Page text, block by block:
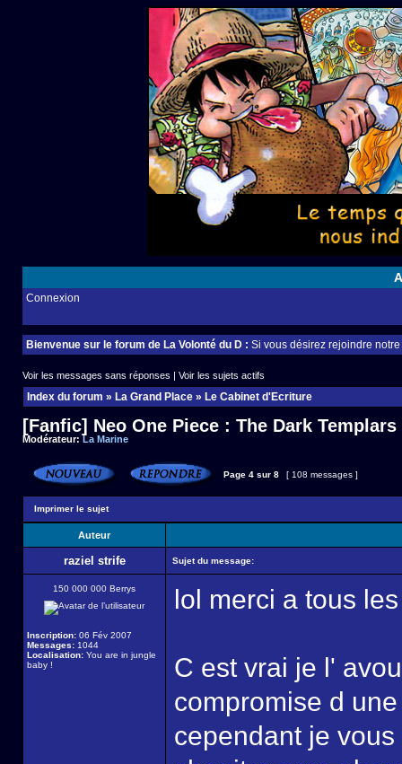
Connexion
Bienvenue sur le forum de La Volonté du D : Si vous désirez rejoindre
Voir les messages sans réponses | Voir les sujets actifs
Index du forum » La Grand Place » Le Cabinet d'Ecriture
[Fanfic] Neo One Piece : The Dark
Modérateur:La Marine
Page 4 sur 8 [ 108 messages ]
Imprimer le sujet
Auteur
raziel strife Sujet du message:
150 000 000 Berrys
Inscription: 06 Fév 2007
Messages: 1044
Localisation: You are in jungle
baby !
lol merci a tous
C est vrai je l'
compromise d
cependant je